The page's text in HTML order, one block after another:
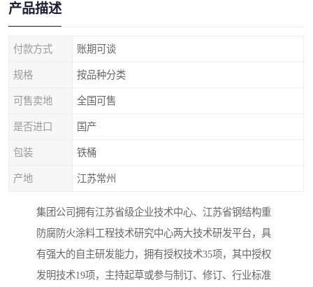
产品描述
付款方式 账期可谈
规格 按品种分类
可售卖地 全国可售
是否进口 国产
包装 铁桶
产地 江苏常州
集团公司拥有江苏省级企业技术中心、江苏省钢结构重
防腐防火涂料工程技术研究中心两大技术研发平台，具
有强大的自主研发能力，拥有授权技术35项，其中授权
发明技术19项，主持起草或参与制订、修订、行业标准